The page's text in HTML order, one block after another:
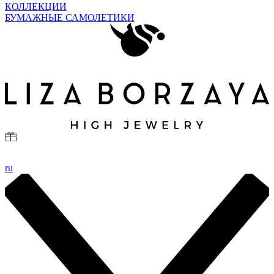
КОЛЛЕКЦИИ
БУМАЖНЫЕ САМОЛЕТИКИ
ru